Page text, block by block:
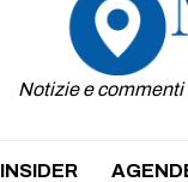
Notizie e commenti
INSIDER